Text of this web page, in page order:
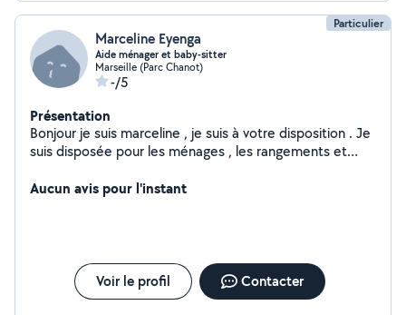
Particulier
Marceline Eyenga
Aide ménager et baby-sitter
Marseille (Parc Chanot)
-/5
Présentation
Bonjour je suis marceline , je suis à votre disposition . Je
suis disposée pour les ménages , les rangements et
peinture .j'attend cordialement vos demandes merci.
Aucun avis pour l'instant
Voir le profil Contacter